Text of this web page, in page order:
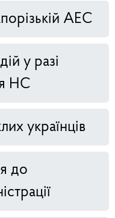
АЕС
у разі
НС
українців
до